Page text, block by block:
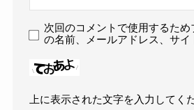
次回のコメントで使用するた
の名前、メールアドレス、サイ
上に表示された文字を入力してく